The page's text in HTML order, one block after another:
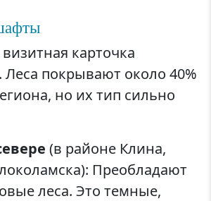
карточка
покрывают около 40%
но их тип сильно
(в районе Клина,
Преобладают
леса. Это темные,